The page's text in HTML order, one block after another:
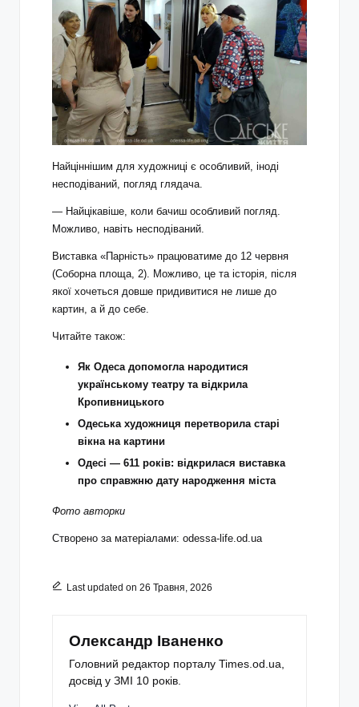
Найціннішим для художниці є особливий, іноді
несподіваний, погляд глядача.
— Найцікавіше, коли бачиш особливий погляд.
Можливо, навіть несподіваний.
Виставка «Парність» працюватиме до 12 червня
(Соборна площа, 2). Можливо, це та історія, після
якої хочеться довше придивитися не лише до
картин, а й до себе.
Читайте також:
Як Одеса допомогла народитися
українському театру та відкрила
Кропивницького
Одеська художниця перетворила старі
вікна на картини
Одесі — 611 років: відкрилася виставка
про справжню дату народження міста
Фото авторки
Створено за матеріалами: odessa-life.od.ua
Last updated on 26 Травня, 2026
Олександр Іваненко
Головний редактор порталу Times.od.ua,
досвід у ЗМІ 10 років.